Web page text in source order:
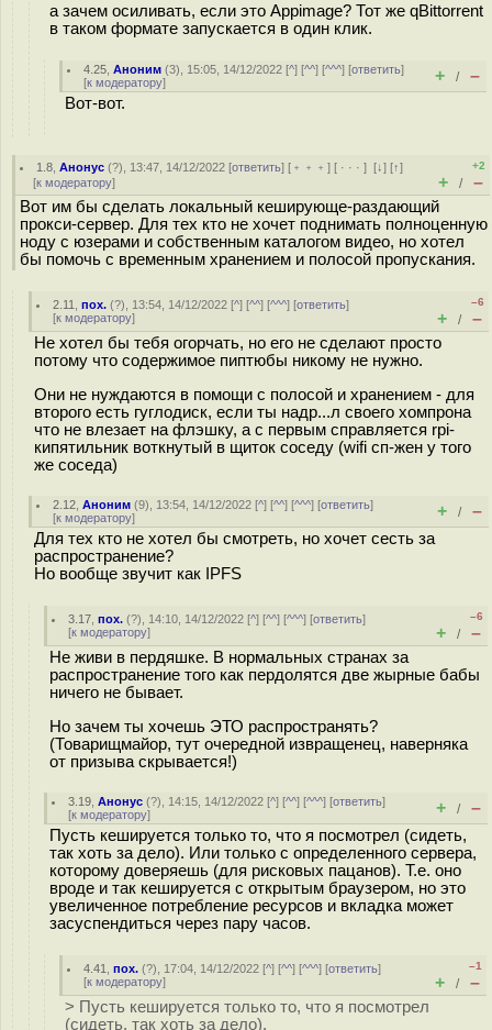
а зачем осиливать, если это Appimage? Тот же qBittorrent
в таком формате запускается в один клик.
4.25 ,Аноним (3), 15:05, 14/12/2022 [^] [^^] [^^^] [ответить]
[к модератору] + / –
Вот-вот.
1.8 ,Анонус (?), 13:47, 14/12/2022 [ответить] [ ﹢﹢﹢] [ · · ·][↓] [↑]
[к модератору]
+2
+ / –
Вот им бы сделать локальный кеширующе-раздающий
прокси-сервер. Для тех кто не хочет поднимать полноценную
ноду с юзерами и собственным каталогом видео, но хотел
бы помочь с временным хранением и полосой пропускания.
2.11 ,пох. (?), 13:54, 14/12/2022 [^] [^^] [^^^] [ответить]
[к модератору]
–6
+ / –
Не хотел бы тебя огорчать, но его не сделают просто
потому что содержимое пиптюбы никому не нужно.
Они не нуждаются в помощи с полосой и хранением - для
второго есть гуглодиск, если ты надр...л своего хомпрона
что не влезает на флэшку, а с первым справляется rpi-
кипятильник воткнутый в щиток соседу (wifi сп-жен у того
же соседа)
2.12 ,Аноним (9), 13:54, 14/12/2022 [^] [^^] [^^^] [ответить]
[к модератору] + / –
Для тех кто не хотел бы смотреть, но хочет сесть за
распространение?
Но вообще звучит как IPFS
3.17 ,пох. (?), 14:10, 14/12/2022 [^] [^^] [^^^] [ответить]
[к модератору]
–6
+ / –
Не живи в пердяшке. В нормальных странах за
распространение того как пердолятся две жырные бабы
ничего не бывает.
Но зачем ты хочешь ЭТО распространять?
(Товарищмайор, тут очередной извращенец, наверняка
от призыва скрывается!)
3.19 ,Анонус (?), 14:15, 14/12/2022 [^] [^^] [^^^] [ответить]
[к модератору] + / –
Пусть кешируется только то, что я посмотрел (сидеть,
так хоть за дело). Или только с определенного сервера,
которому доверяешь (для рисковых пацанов). Т.е. оно
вроде и так кешируется с открытым браузером, но это
увеличенное потребление ресурсов и вкладка может
засуспендиться через пару часов.
4.41 ,пох. (?), 17:04, 14/12/2022 [^] [^^] [^^^] [ответить]
[к модератору]
–1
+ / –
> Пусть кешируется только то, что я посмотрел
(сидеть, так хоть за дело).